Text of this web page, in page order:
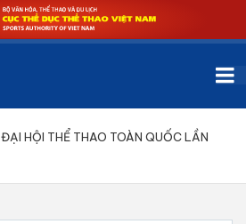
ĐẠI HỘI THỂ THAO TOÀN QUỐC LẦN